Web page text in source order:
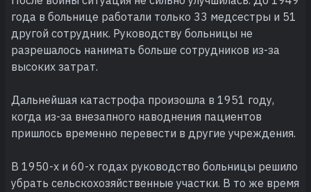
года в больнице работали только 33 медсестры и 51
другой сотрудник. Руководству больницы не
разрешалось нанимать больше сотрудников из-за
высоких затрат.
Дальнейшая катастрофа произошла в 1951 году,
когда из-за внезапного наводнения пациентов
пришлось временно перевести в другие учреждения.
В 1950-х и 60-х годах руководство больницы решило
убрать сельскохозяйственные участки. В то же время